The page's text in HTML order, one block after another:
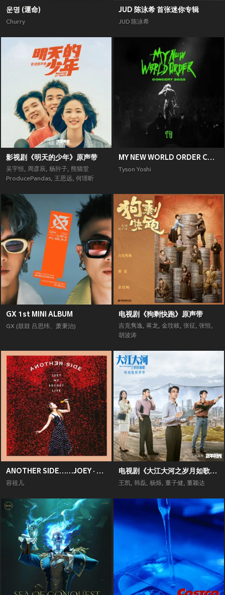
운명 (運命)
Churry
JUD 陈泳希 首张迷你专辑
JUD 陈泳希
影视剧《明天的少年》原声带
吴宇恒, 周彦辰, 杨肸子, 熊猫堂
ProducePandas, 王思远, 何璟昕
MY NEW WORLD ORDER CONCERT 2022
Tyson Yoshi
GX 1st MINI ALBUM
GX (鼓鼓 吕思纬、萧秉治)
电视剧《狗剩快跑》原声带
吉克隽逸, 蒋龙, 金玟岐, 张征, 张恒,
胡波涛
ANOTHER SIDE……JOEY · MY SECRET · LIVE
容祖儿
电视剧《大江大河之岁月如歌》原声带
王凯, 韩磊, 杨烁, 董子健, 董颖达